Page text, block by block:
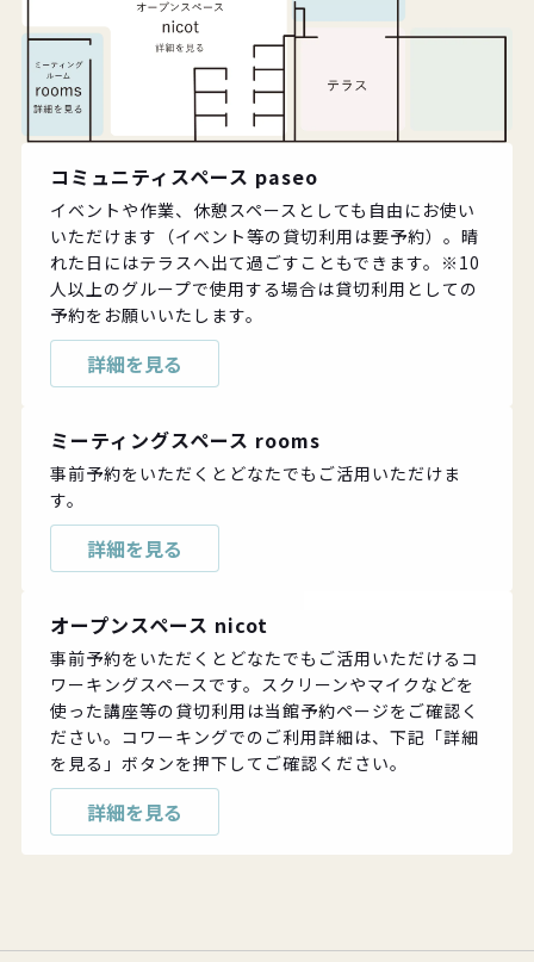
コミュニティスペース paseo
イベントや作業、休憩スペースとしても自由にお使い
いただけます（イベント等の貸切利用は要予約）。晴
れた日にはテラスへ出て過ごすこともできます。※10
人以上のグループで使用する場合は貸切利用としての
予約をお願いいたします。
詳細を見る
ミーティングスペース rooms
事前予約をいただくとどなたでもご活用いただけま
す。
詳細を見る
オープンスペース nicot
事前予約をいただくとどなたでもご活用いただけるコ
ワーキングスペースです。スクリーンやマイクなどを
使った講座等の貸切利用は当館予約ページをご確認く
ださい。コワーキングでのご利用詳細は、下記「詳細
を見る」ボタンを押下してご確認ください。
詳細を見る